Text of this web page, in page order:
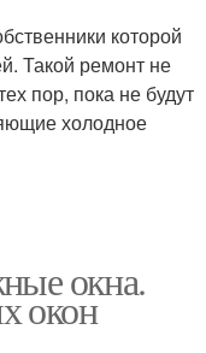
которой
Такой ремонт не
пор, пока не будут
холодное
окна.
окон